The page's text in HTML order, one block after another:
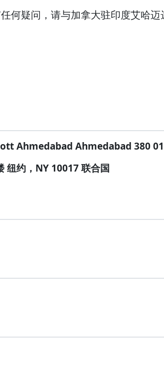
何疑问，请与加拿大驻印度艾哈迈
Ahmedabad Ahmedabad 380
纽约，NY 10017 联合国